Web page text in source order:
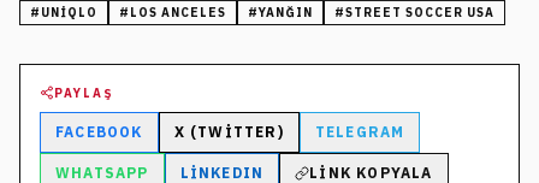
# UNIQLO # LOS ANCELES #YANĞIN #STREET SOCCER USA
PAYLAŞ
FACEBOOK X (TWITTER) TELEGRAM
WHATSAPP LINKEDIN LINK KOPYALA